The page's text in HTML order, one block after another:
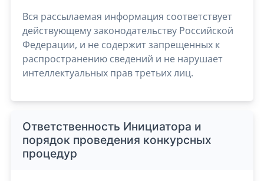
Вся рассылаемая информация соответствует
действующему законодательству Российской
Федерации, и не содержит запрещенных к
распространению сведений и не нарушает
интеллектуальных прав третьих лиц.
Ответственность Инициатора и
порядок проведения конкурсных
процедур